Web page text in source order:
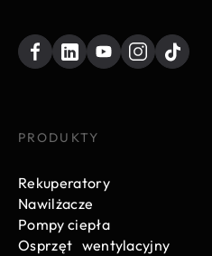
PRODUKTY
Rekuperatory
Nawilżacze
Pompy ciepła
Osprzęt wentylacyjny